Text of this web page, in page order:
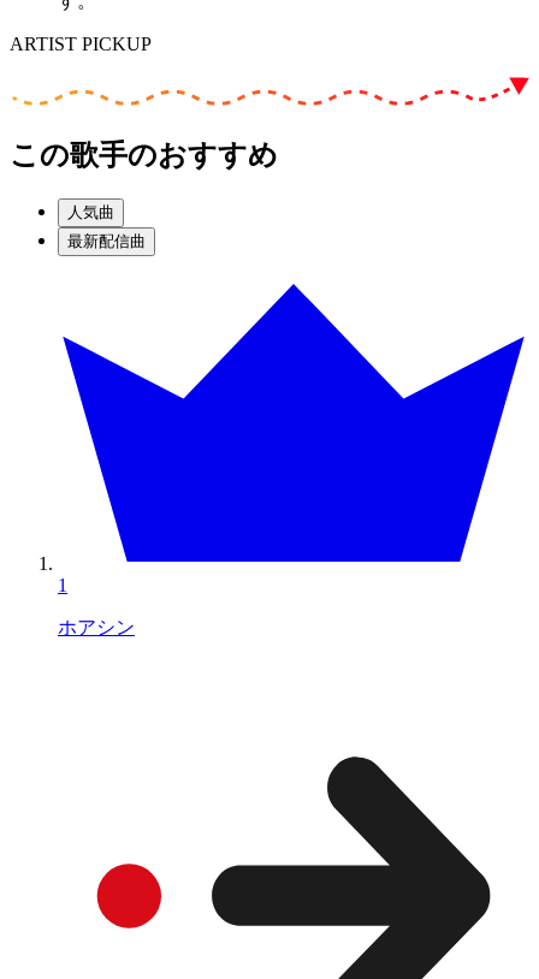
ARTIST PICKUP
この歌手のおすすめ
人気曲
最新配信曲
1
ホアシン